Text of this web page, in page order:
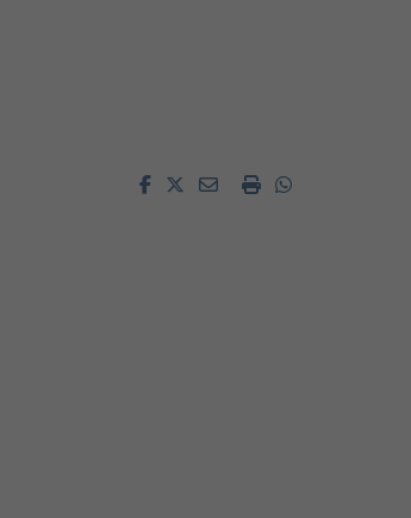
FacebookTwitterEmailImprimirWhatsapp